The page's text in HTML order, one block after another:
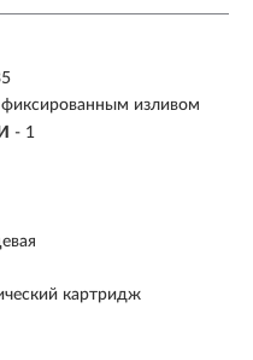
изливом
- 1
картридж